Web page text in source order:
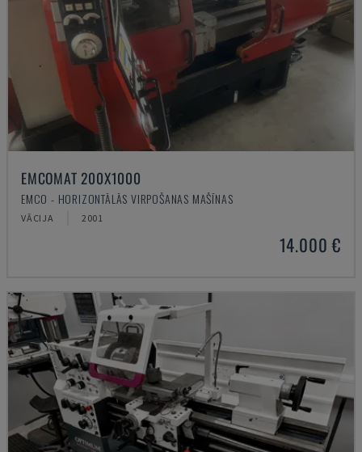
EMCOMAT 200X1000
EMCO - HORIZONTĀLĀS VIRPOŠANAS MAŠĪNAS
VĀCIJA 2001
14.000 €